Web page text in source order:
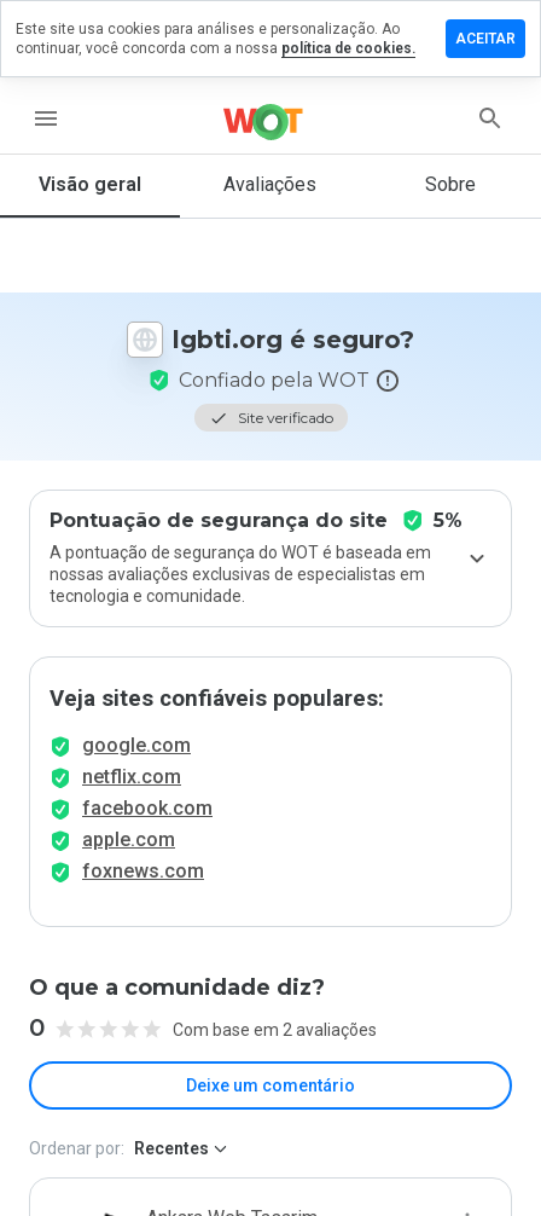
menu
Visão geral Avaliações Sobre
lgbti.org é seguro?
Confiado pela WOT
Site verificado
Pontuação de segurança do site 5%
A pontuação de segurança do WOT é baseada em
nossas avaliações exclusivas de especialistas em
tecnologia e comunidade.
Veja sites confiáveis populares:
google.com
netflix.com
facebook.com
apple.com
foxnews.com
O que a comunidade diz?
0 Com base em 2 avaliações
Deixe um comentário
um
que
Ordenar por: Recentes
Este site usa cookies para análises e personalização. Ao
continuar, você concorda com a nossa política de cookies.
ACEITAR